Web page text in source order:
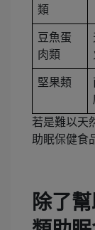
類
豆魚蛋
肉類
堅果類
若是難以天
助眠保健食
除了